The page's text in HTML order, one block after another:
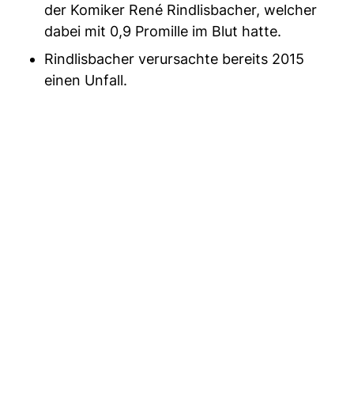
der Komiker René Rindlisbacher, welcher
dabei mit 0,9 Promille im Blut hatte.
Rindlisbacher verursachte bereits 2015
einen Unfall.